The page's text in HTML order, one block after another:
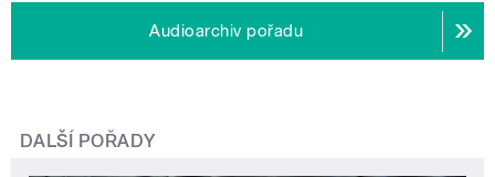
Audioarchiv pořadu
DALŠÍ POŘADY